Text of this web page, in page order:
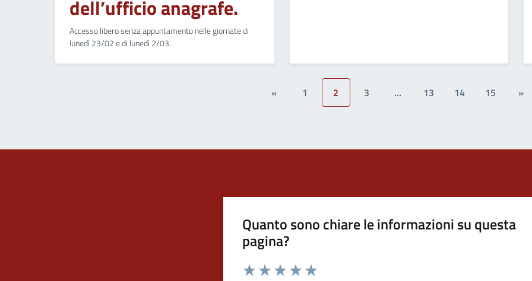
dell’ufficio anagrafe.
Accesso libero senza appuntamento nelle giornate di
lunedì 23/02 e di lunedì 2/03.
« 1 2 3 … 13 14 15 »
Quanto sono chiare le informazioni su questa
pagina?